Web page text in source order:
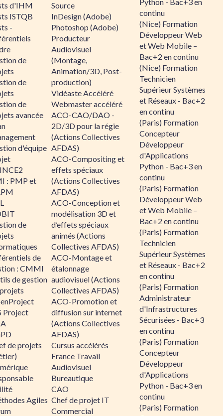
d'IHM
ISTQB
-
de
de
de
avancée
d'équipe
: PMP et
de
de
: CMMI
de gestion
Project
de projets
Agiles
Source
InDesign (Adobe)
Photoshop (Adobe)
Producteur
Audiovisuel
(Montage,
Animation/3D, Post-
production)
Vidéaste Accéléré
Webmaster accéléré
ACO-CAO/DAO -
2D/3D pour la régie
(Actions Collectives
AFDAS)
ACO-Compositing et
effets spéciaux
(Actions Collectives
AFDAS)
ACO-Conception et
modélisation 3D et
d’effets spéciaux
animés (Actions
Collectives AFDAS)
ACO-Montage et
étalonnage
audiovisuel (Actions
Collectives AFDAS)
ACO-Promotion et
diffusion sur internet
(Actions Collectives
AFDAS)
Cursus accélérés
France Travail
Audiovisuel
Bureautique
CAO
Chef de projet IT
Commercial
continu
(Nice) Formation
Développeur Web
et Web Mobile –
Bac+2 en continu
(Nice) Formation
Technicien
Supérieur Systèmes
et Réseaux - Bac+2
en continu
(Paris) Formation
Concepteur
Développeur
d'Applications
Python - Bac+3 en
continu
(Paris) Formation
Développeur Web
et Web Mobile –
Bac+2 en continu
(Paris) Formation
Technicien
Supérieur Systèmes
et Réseaux - Bac+2
en continu
(Paris) Formation
Administrateur
d'Infrastructures
Sécurisées - Bac+3
en continu
(Paris) Formation
Concepteur
Développeur
d'Applications
Python - Bac+3 en
continu
(Paris) Formation